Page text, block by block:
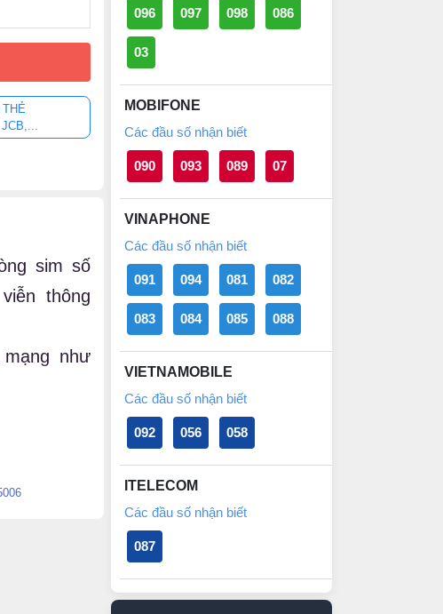
sim số
thông
như
096 097 098 086
03
MOBIFONE
Các đầu số nhận biết
090 093 089 07
VINAPHONE
Các đầu số nhận biết
091 094 081 082
083 084 085 088
VIETNAMOBILE
Các đầu số nhận biết
092 056 058
ITELECOM
Các đầu số nhận biết
087